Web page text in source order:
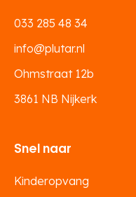
033 285 48 34
info@plutar.nl
Ohmstraat 12b
3861 NB Nijkerk
Snel naar
Kinderopvang